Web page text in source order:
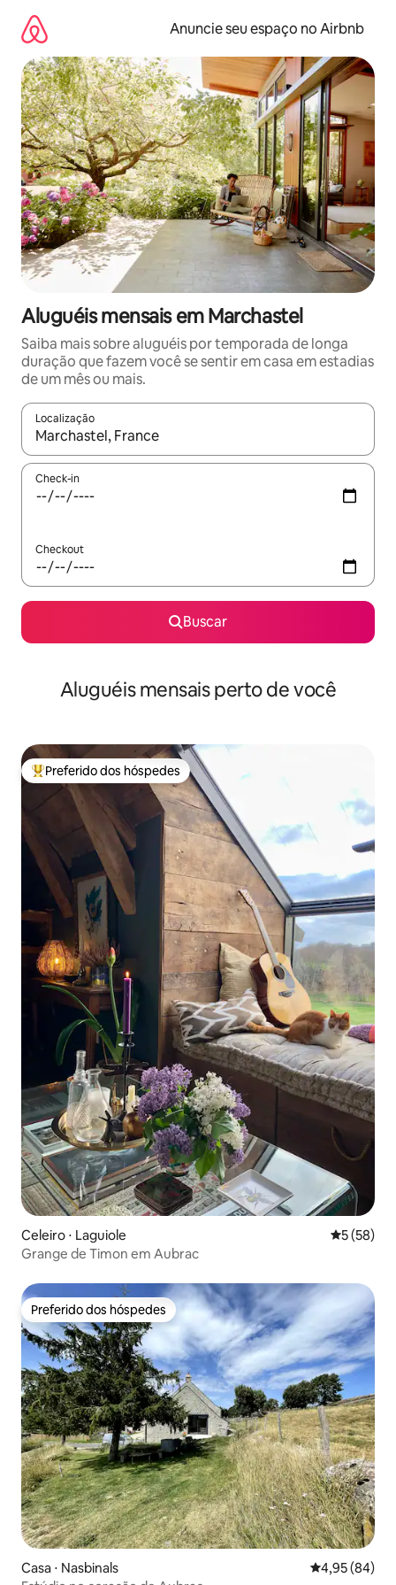
para
conteúdo
Anuncie seu espaço no Airbnb
Aluguéis mensais em Marchastel
Saiba mais sobre aluguéis por temporada de longa
duração que fazem você se sentir em casa em estadias
de um mês ou mais.
Localização
Quando os resultados estiverem disponíveis, explore-os
Check-in
Checkout
Buscar
Aluguéis mensais perto de você
Entre os melhores preferidos dos hóspedes
Preferido dos hóspedes
Celeiro ⋅ Laguiole 5 de uma
5 (58)
Grange de Timon em Aubrac
Preferido dos hóspedes
Preferido dos hóspedes
Casa ⋅ Nasbinals 4,95 de uma
4,95 (84)